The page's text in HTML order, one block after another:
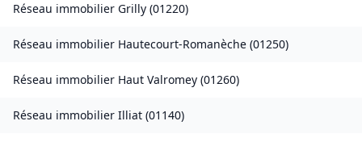
Réseau immobilier Grilly (01220)
Réseau immobilier Hautecourt-Romanèche (01250)
Réseau immobilier Haut Valromey (01260)
Réseau immobilier Illiat (01140)